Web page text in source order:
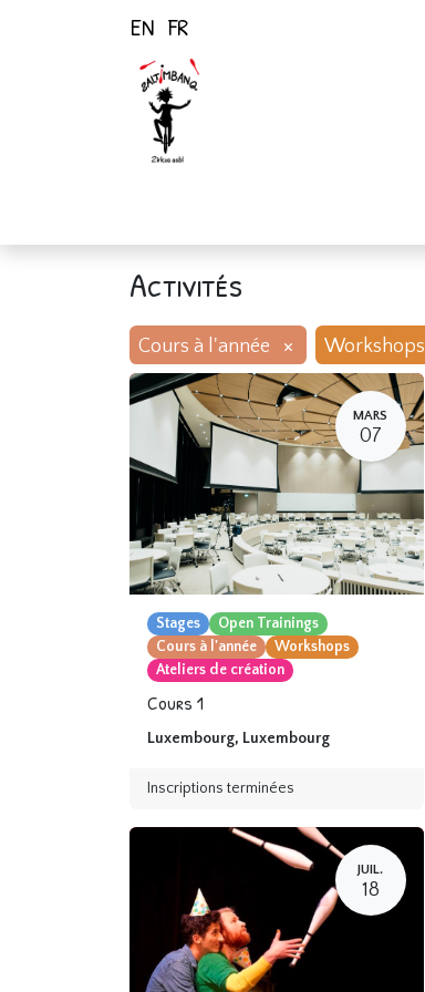
EN FR
Activités
Cours à l'année × Workshops
MARS
07
Stages
Open Trainings
Cours à l'année
Workshops
Ateliers de création
Cours 1
Luxembourg, Luxembourg
Inscriptions terminées
JUIL.
18